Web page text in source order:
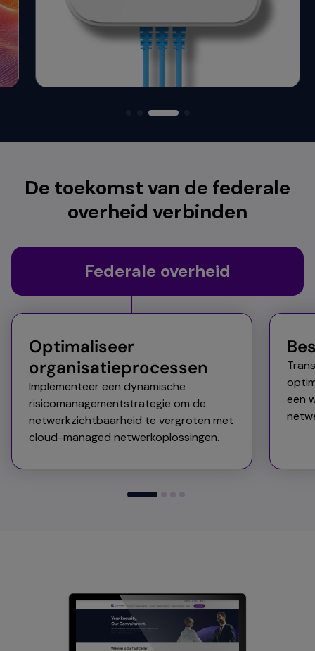
De toekomst van de federale
overheid verbinden
Federale overheid
Optimaliseer
organisatieprocessen
Implementeer een dynamische
risicomanagementstrategie om de
netwerkzichtbaarheid te vergroten met
cloud-managed netwerkoplossingen.
een